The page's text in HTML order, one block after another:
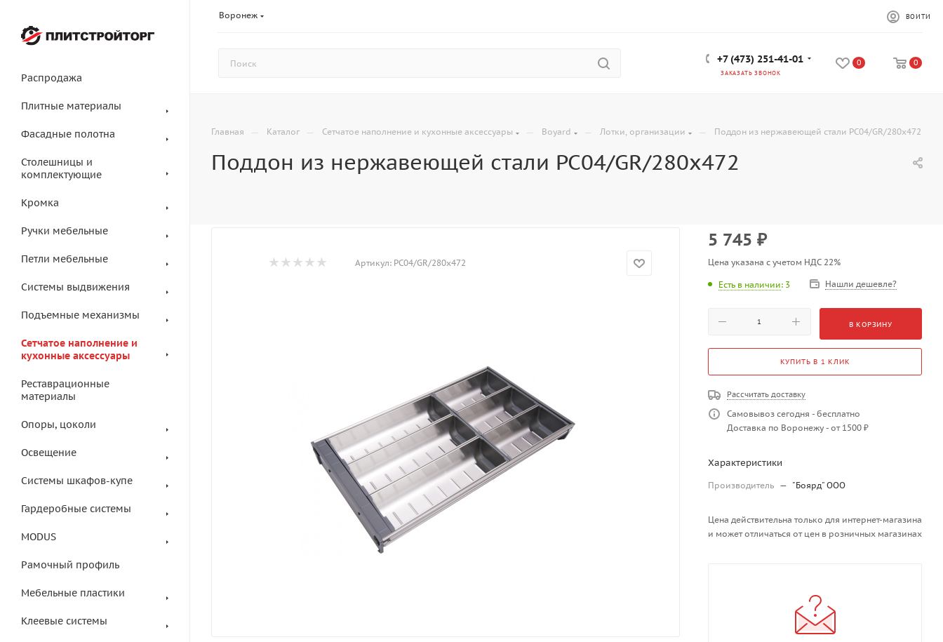
Воронеж ВОЙТИ
+7 (473) 251-41-01
ЗАКАЗАТЬ ЗВОНОК
0 0
Распродажа
Плитные материалы
Фасадные полотна
Столешницы и
комплектующие
Кромка
Ручки мебельные
Петли мебельные
Системы выдвижения
Подъемные механизмы
Сетчатое наполнение и
кухонные аксессуары
Реставрационные
материалы
Опоры, цоколи
Освещение
Системы шкафов-купе
Гардеробные системы
MODUS
Рамочный профиль
Мебельные пластики
Клеевые системы
Главная — Каталог — Сетчатое наполнение и кухонные аксессуары — Boyard — Лотки, организации — Поддон из нержавеющей стали PC04/GR/280x472
Поддон из нержавеющей стали PC04/GR/280x472
Артикул: PC04/GR/280x472
5 745 ₽
Цена указана с учетом НДС 22%
Есть в наличии: 3 Нашли дешевле?
В КОРЗИНУ
КУПИТЬ В 1 КЛИК
Рассчитать доставку
Самовывоз сегодня - бесплатно
Доставка по Воронежу - от 1500 ₽
Характеристики
Производитель — "Боярд" ООО
Цена действительна только для интернет-магазина
и может отличаться от цен в розничных магазинах